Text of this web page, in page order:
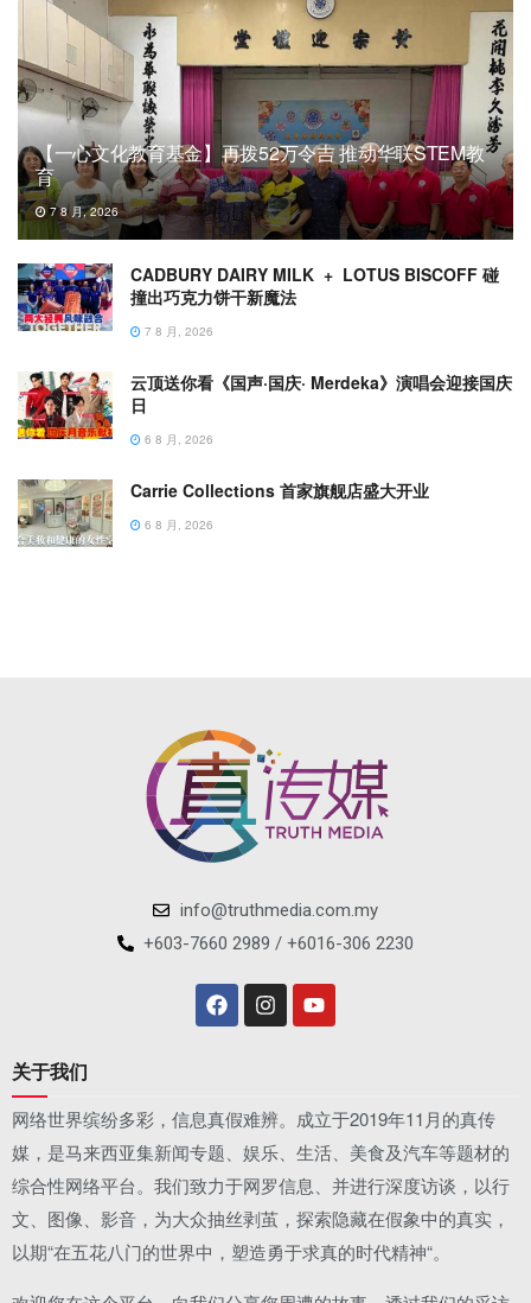
【一心文化教育基金】再拨52万令吉 推动华联STEM教
育
7 8 月, 2026
CADBURY DAIRY MILK + LOTUS BISCOFF 碰
撞出巧克力饼干新魔法
7 8 月, 2026
云顶送你看《国声·国庆· Merdeka》演唱会迎接国庆
日
6 8 月, 2026
Carrie Collections 首家旗舰店盛大开业
6 8 月, 2026
info@truthmedia.com.my
+603-7660 2989 / +6016-306 2230
关于我们
网络世界缤纷多彩，信息真假难辨。成立于2019年11月的真传
媒，是马来西亚集新闻专题、娱乐、生活、美食及汽车等题材的
综合性网络平台。我们致力于网罗信息、并进行深度访谈，以行
文、图像、影音，为大众抽丝剥茧，探索隐藏在假象中的真实，
以期“在五花八门的世界中，塑造勇于求真的时代精神“。